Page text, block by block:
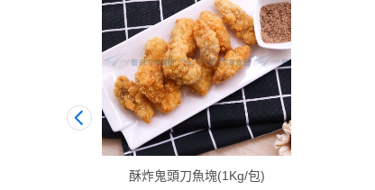
酥炸鬼頭刀魚塊(1Kg/包)